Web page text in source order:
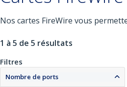
Nos cartes FireWire vous
1 à 5 de 5 résultats
Filtres
Nombre de ports